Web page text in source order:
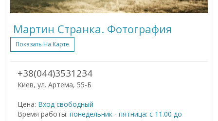
Мартин Странка. Фотография
Показать На Карте
+38(044)3531234
Киев, ул. Артема, 55-Б
Цена: Вход свободный
Время работы: понедельник - пятница: с 11.00 до